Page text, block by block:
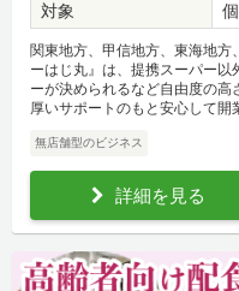
対象
関東地方、甲信地方、東海地
ーはじ丸』は、提携スーパー
ーが決められるなど自由度の
厚いサポートのもと安心して開
無店舗型のビジネス
詳細を見る